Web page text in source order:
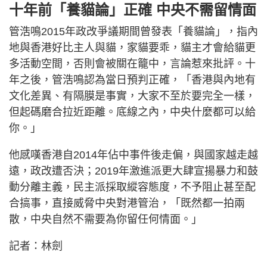
十年前「養貓論」正確 中央不需留情面
管浩鳴2015年政改爭議期間曾發表「養貓論」，指內
地與香港好比主人與貓，家貓要乖，貓主才會給貓更
多活動空間，否則會被關在籠中，言論惹來批評。十
年之後，管浩鳴認為當日預判正確，「香港與內地有
文化差異、有隔膜是事實，大家不至於要完全一樣，
但起碼磨合拉近距離。底線之內，中央什麼都可以給
你。」
他感嘆香港自2014年佔中事件後走偏，與國家越走越
遠，政改遭否決；2019年激進派更大肆宣揚暴力和鼓
動分離主義，民主派採取縱容態度，不予阻止甚至配
合搞事，直接威脅中央對港管治，「既然都一拍兩
散，中央自然不需要為你留任何情面。」
記者：林劍